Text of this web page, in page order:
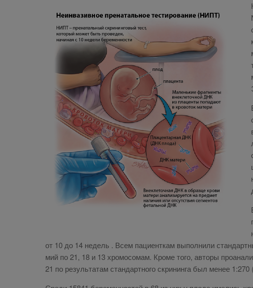
от 10 до 14 недель . Всем па­ци­ент­кам вы­пол­ни­ли
мий по 21, 18 и 13 хро­мо­со­мам. Кро­ме то­го, ав­то­ры
21 по ре­зуль­та­там стан­дарт­но­го скри­нин­га был ме­нее 1:270